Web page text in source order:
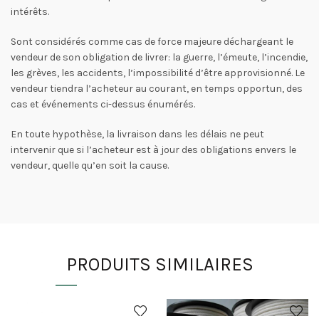
intérêts.
Sont considérés comme cas de force majeure déchargeant le
vendeur de son obligation de livrer: la guerre, l’émeute, l’incendie,
les grèves, les accidents, l’impossibilité d’être approvisionné. Le
vendeur tiendra l’acheteur au courant, en temps opportun, des
cas et événements ci-dessus énumérés.
En toute hypothèse, la livraison dans les délais ne peut
intervenir que si l’acheteur est à jour des obligations envers le
vendeur, quelle qu’en soit la cause.
PRODUITS SIMILAIRES